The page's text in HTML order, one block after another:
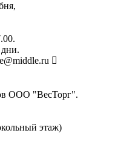
ООО "ВесТорг".
этаж)